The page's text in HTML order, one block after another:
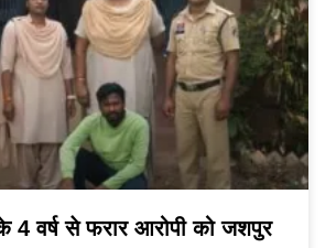
4 वर्ष से फरार आरोपी को जशपुर